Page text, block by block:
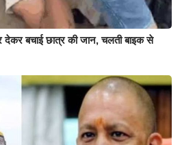
देकर बचाई छात्र की जान, चलती बाइक से